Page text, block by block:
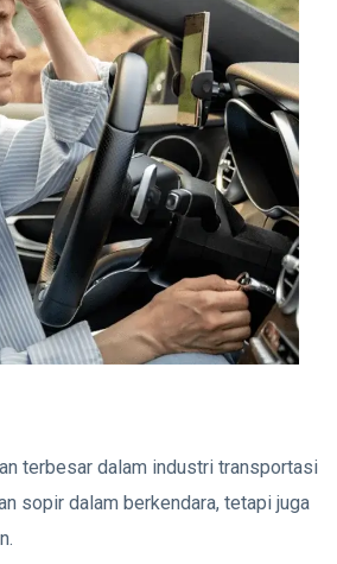
terbesar dalam industri transportasi
sopir dalam berkendara, tetapi juga